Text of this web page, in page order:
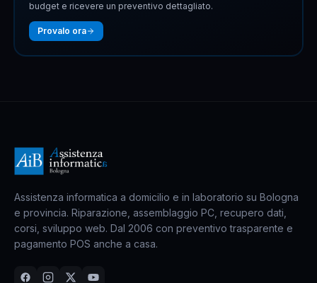
budget e ricevere un preventivo dettagliato.
Provalo ora
Assistenza informatica a domicilio e in laboratorio su Bologna
e provincia. Riparazione, assemblaggio PC, recupero dati,
corsi, sviluppo web. Dal 2006 con preventivo trasparente e
pagamento POS anche a casa.